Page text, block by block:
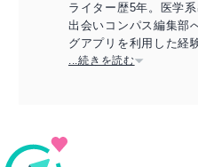
ライター歴5年。医学
出会いコンパス編集部
グアプリを利用した経
ンまで、ユーザーの目
...続きを読む